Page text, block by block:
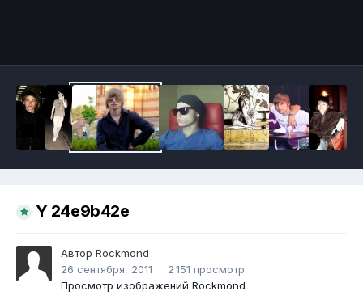
Y 24e9b42e
Автор Rockmond
26 сентября, 2011
2 151 просмотр
Просмотр изображений Rockmond